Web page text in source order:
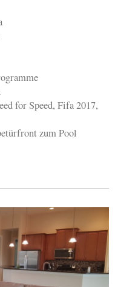
for Speed, Fifa 2017,
zum Pool